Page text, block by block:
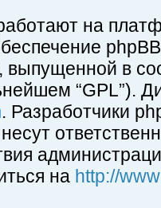
на
выпущенной в
“GPL”).
. Разработчики
на http://